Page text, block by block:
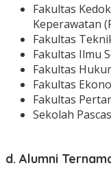
Fakultas
Keperawatan
Fakultas
Fakultas Ilmu
Fakultas
Fakultas
Fakultas
Sekolah
d. Alumni